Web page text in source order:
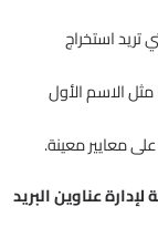
تريد استخراج
الاسم الأول
معايير معينة.
عناوين البريد